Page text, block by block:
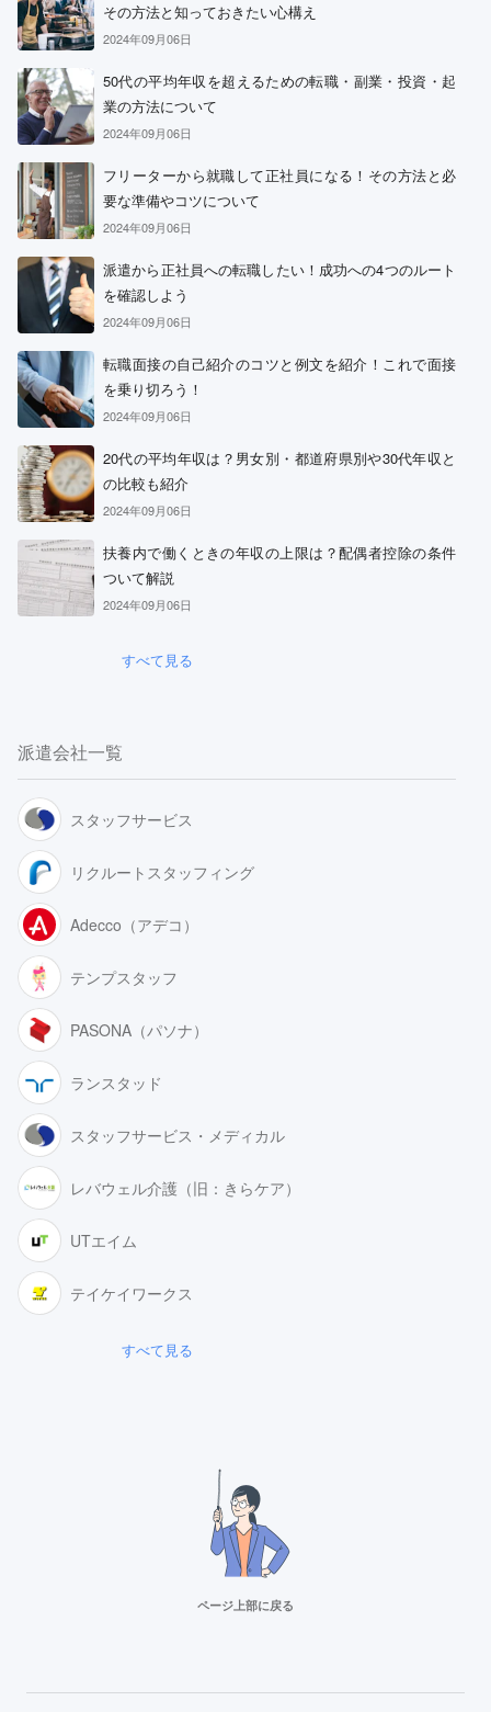
その方法と知っておきたい心構え
2024年09月06日
50代の平均年収を超えるための転職・副業・投資・起
業の方法について
2024年09月06日
フリーターから就職して正社員になる！その方法と必
要な準備やコツについて
2024年09月06日
派遣から正社員への転職したい！成功への4つのルート
を確認しよう
2024年09月06日
転職面接の自己紹介のコツと例文を紹介！これで面接
を乗り切ろう！
2024年09月06日
20代の平均年収は？男女別・都道府県別や30代年収と
の比較も紹介
2024年09月06日
扶養内で働くときの年収の上限は？配偶者控除の条件
ついて解説
2024年09月06日
すべて見る
派遣会社一覧
スタッフサービス
リクルートスタッフィング
Adecco（アデコ）
テンプスタッフ
PASONA（パソナ）
ランスタッド
スタッフサービス・メディカル
レバウェル介護（旧：きらケア）
UTエイム
テイケイワークス
すべて見る
ページ上部に戻る